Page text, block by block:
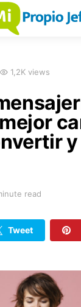
1,2K views
read
Tweet